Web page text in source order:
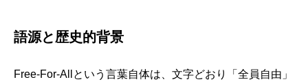
語源と歴史的背景
Free-For-Allという言葉自体は、文字どおり「全員自由」